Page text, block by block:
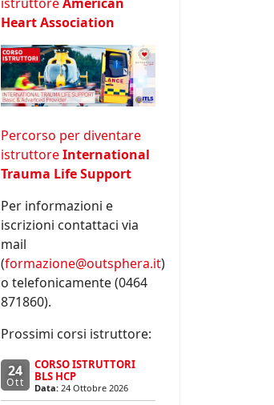
Heart Association
Percorso per diventare
istruttoreInternational
Trauma Life Support
Per informazioni e
iscrizioni contattaci via
mail
(formazione@outsphera.it)
o telefonicamente (0464
871860).
Prossimi corsi istruttore:
24
Ott
CORSO ISTRUTTORI
BLS HCP
Data: 24 Ottobre 2026